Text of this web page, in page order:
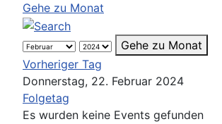
Gehe zu Monat
Gehe zu Monat
Vorheriger Tag
Donnerstag, 22. Februar 2024
Folgetag
Es wurden keine Events gefunden